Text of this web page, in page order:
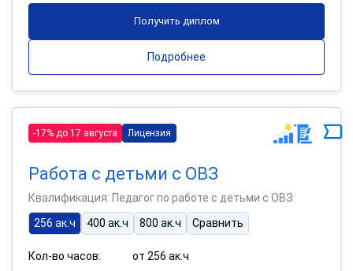
Получить диплом
Подробнее
-17% до 17 августа Лицензия
Работа с детьми с ОВЗ
Квалификация: Педагог по работе с детьми с ОВЗ
256 ак.ч
400 ак.ч 800 ак.ч Сравнить
Кол-во часов:
от 256 ак.ч